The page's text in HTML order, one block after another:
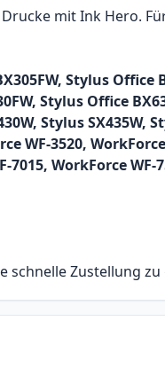
mit Ink Hero.
Stylus Office
Stylus Office
Stylus SX435W,
WF-3520,
7015, WorkForce WF-
schnelle Zustellung